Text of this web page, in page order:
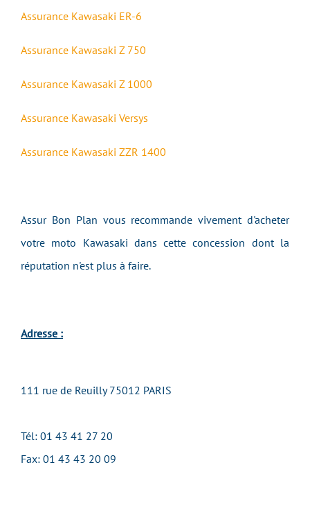
Assurance Kawasaki ER-6
Assurance Kawasaki Z 750
Assurance Kawasaki Z 1000
Assurance Kawasaki Versys
Assurance Kawasaki ZZR 1400
Assur Bon Plan vous recommande vivement d'acheter
votre moto Kawasaki dans cette concession dont la
réputation n'est plus à faire.
Adresse :
111 rue de Reuilly 75012 PARIS
Tél: 01 43 41 27 20
Fax: 01 43 43 20 09